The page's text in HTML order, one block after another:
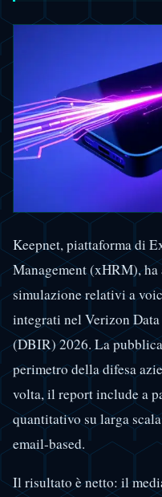
Keepnet, piattaforma di
Management (xHRM),
simulazione relativi a
integrati nel Verizon
(DBIR) 2026. La
perimetro della difesa
volta, il report include a
quantitativo su larga
email-based.
Il risultato è netto: il